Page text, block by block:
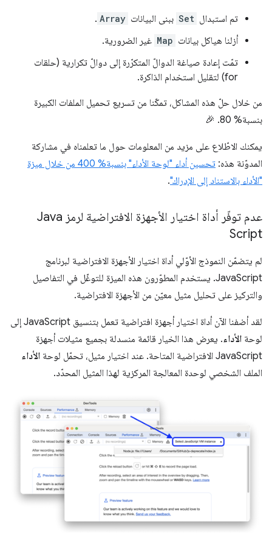
تم استبدال Set ببنى البيانات Array
.
أزلنا هياكل بيانات Map غير الضرورية.
تمّت إعادة صياغة الدوالّ المتكرّرة إلى دوالّ تكرارية (حلقات
for) لتقليل استخدام الذاكرة.
من خلال حلّ هذه المشاكل، تمكّنا من تسريع تحميل الملفات الكبيرة
بنسبة% 80. 🎉
يمكنك الاطّلاع على مزيد من المعلومات حول ما تعلمناه في مشاركة
المدوّنة هذه:
تحسين أداء "لوحة الأداء" بنسبة% 400 من خلال ميزة
"الأداء بالاستناد إلى الإدراك".
عدم توفّر أداة اختيار الأجهزة الافتراضية لرمز Java
Script
لم يتضمّن النموذج الأوّلي أداة اختيار الأجهزة الافتراضية لبرنامج
JavaScript. يستخدم المطوّرون هذه الميزة للتوغّل في التفاصيل
والتركيز على تحليل مثيل معيّن من الأجهزة الافتراضية.
لقد أضفنا الآن أداة اختيار أجهزة افتراضية تعمل بتنسيق JavaScript إلى
لوحة الأداء. يعرض هذا الخيار قائمة منسدلة بجميع مثيلات أجهزة
JavaScript الافتراضية المتاحة. عند اختيار مثيل، تحمّل لوحة
الأداء
الملف الشخصي لوحدة المعالجة المركزية لهذا المثيل المحدّد.